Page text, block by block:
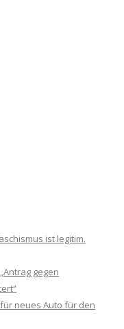
ist legitim.
gegen
neues Auto für den